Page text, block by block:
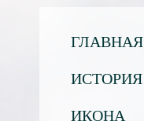
ГЛАВНАЯ
ИСТОРИЯ
ИКОНА